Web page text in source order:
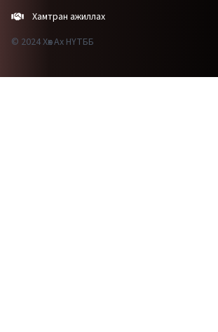
Хамтран ажиллах
© 2024 Хөх Ах НҮТББ